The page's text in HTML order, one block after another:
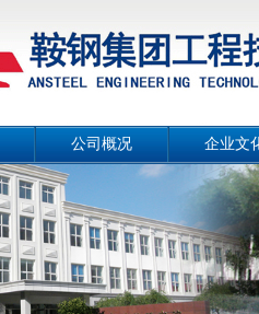
公司概况
总经理致辞
战略目标
组织机构
工作团队
企业文
公司画
公司宣传
工作理念
公司风
人文环